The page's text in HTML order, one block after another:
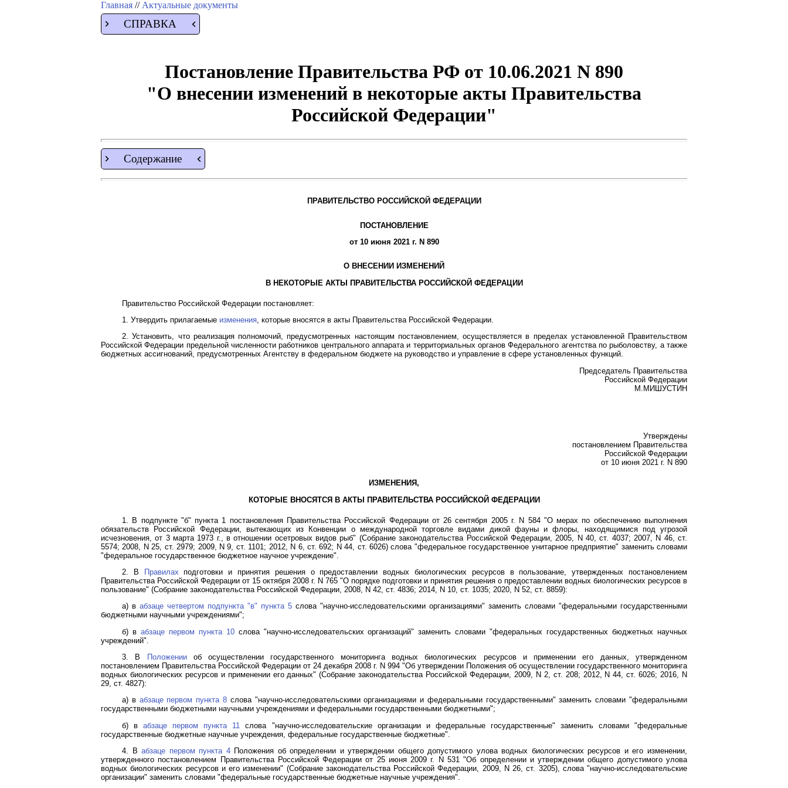
Главная // Актуальные документы
СПРАВКА
Постановление Правительства РФ от 10.06.2021 N 890
"О внесении изменений в некоторые акты Правительства
Российской Федерации"
Содержание
ПРАВИТЕЛЬСТВО РОССИЙСКОЙ ФЕДЕРАЦИИ
ПОСТАНОВЛЕНИЕ
от 10 июня 2021 г. N 890
О ВНЕСЕНИИ ИЗМЕНЕНИЙ
В НЕКОТОРЫЕ АКТЫ ПРАВИТЕЛЬСТВА РОССИЙСКОЙ ФЕДЕРАЦИИ
Правительство Российской Федерации постановляет:
1. Утвердить прилагаемые изменения, которые вносятся в акты Правительства Российской Федерации.
2. Установить, что реализация полномочий, предусмотренных настоящим постановлением, осуществляется в пределах установленной Правительством
Российской Федерации предельной численности работников центрального аппарата и территориальных органов Федерального агентства по рыболовству, а также
бюджетных ассигнований, предусмотренных Агентству в федеральном бюджете на руководство и управление в сфере установленных функций.
Председатель Правительства
Российской Федерации
М.МИШУСТИН
Утверждены
постановлением Правительства
Российской Федерации
от 10 июня 2021 г. N 890
ИЗМЕНЕНИЯ,
КОТОРЫЕ ВНОСЯТСЯ В АКТЫ ПРАВИТЕЛЬСТВА РОССИЙСКОЙ ФЕДЕРАЦИИ
1. В подпункте "б" пункта 1 постановления Правительства Российской Федерации от 26 сентября 2005 г. N 584 "О мерах по обеспечению выполнения
обязательств Российской Федерации, вытекающих из Конвенции о международной торговле видами дикой фауны и флоры, находящимися под угрозой
исчезновения, от 3 марта 1973 г., в отношении осетровых видов рыб" (Собрание законодательства Российской Федерации, 2005, N 40, ст. 4037; 2007, N 46, ст.
5574; 2008, N 25, ст. 2979; 2009, N 9, ст. 1101; 2012, N 6, ст. 692; N 44, ст. 6026) слова "федеральное государственное унитарное предприятие" заменить словами
"федеральное государственное бюджетное научное учреждение".
2. В
Правилах подготовки и принятия решения о предоставлении водных биологических ресурсов в пользование, утвержденных постановлением
Правительства Российской Федерации от 15 октября 2008 г. N 765 "О порядке подготовки и принятия решения о предоставлении водных биологических ресурсов в
пользование" (Собрание законодательства Российской Федерации, 2008, N 42, ст. 4836; 2014, N 10, ст. 1035; 2020, N 52, ст. 8859):
а) в абзаце четвертом подпункта "в" пункта 5 слова "научно-исследовательскими организациями" заменить словами "федеральными государственными
бюджетными научными учреждениями";
б) в абзаце первом пункта 10слова "научно-исследовательских организаций" заменить словами "федеральных государственных бюджетных научных
учреждений".
3. В
Положенииоб осуществлении государственного мониторинга водных биологических ресурсов и применении его данных, утвержденном
постановлением Правительства Российской Федерации от 24 декабря 2008 г. N 994 "Об утверждении Положения об осуществлении государственного мониторинга
водных биологических ресурсов и применении его данных" (Собрание законодательства Российской Федерации, 2009, N 2, ст. 208; 2012, N 44, ст. 6026; 2016, N
29, ст. 4827):
а) в абзаце первом пункта 8слова "научно-исследовательскими организациями и федеральными государственными" заменить словами "федеральными
государственными бюджетными научными учреждениями и федеральными государственными бюджетными";
б) вабзаце первом пункта 11
слова "научно-исследовательские организации и федеральные государственные" заменить словами "федеральные
государственные бюджетные научные учреждения, федеральные государственные бюджетные".
4. Вабзаце первом пункта 4Положения об определении и утверждении общего допустимого улова водных биологических ресурсов и его изменении,
утвержденного постановлением Правительства Российской Федерации от 25 июня 2009 г. N 531 "Об определении и утверждении общего допустимого улова
водных биологических ресурсов и его изменении" (Собрание законодательства Российской Федерации, 2009, N 26, ст. 3205), слова "научно-исследовательские
организации" заменить словами "федеральные государственные бюджетные научные учреждения".